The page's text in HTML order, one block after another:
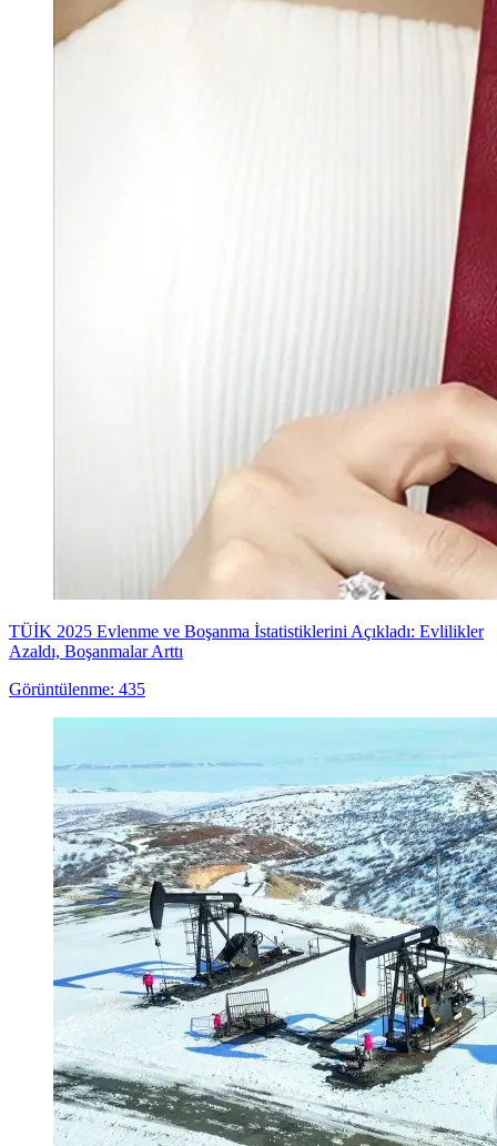
TÜİK 2025 Evlenme ve Boşanma İstatistiklerini Açıkladı: Evlilikler
Azaldı, Boşanmalar Arttı
Görüntülenme: 435